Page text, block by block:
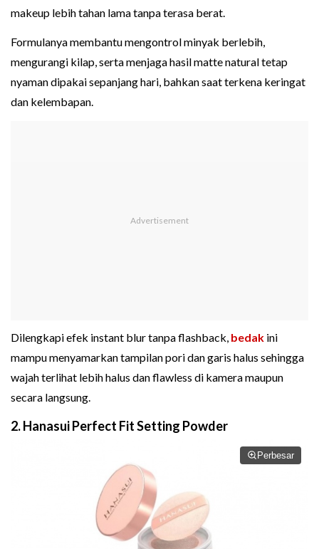
makeup lebih tahan lama tanpa terasa berat.
Formulanya membantu mengontrol minyak berlebih,
mengurangi kilap, serta menjaga hasil matte natural tetap
nyaman dipakai sepanjang hari, bahkan saat terkena keringat
dan kelembapan.
Dilengkapi efek instant blur tanpa flashback, bedak ini
mampu menyamarkan tampilan pori dan garis halus sehingga
wajah terlihat lebih halus dan flawless di kamera maupun
secara langsung.
2. Hanasui Perfect Fit Setting Powder
Perbesar